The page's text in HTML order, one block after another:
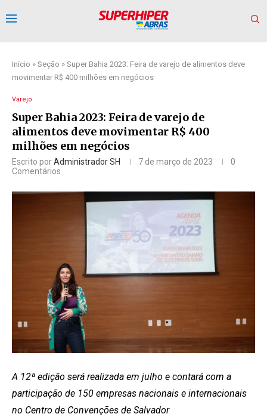
Início » Seção » Super Bahia 2023: Feira de varejo de alimentos deve
movimentar R$ 400 milhões em negócios
Varejo
Super Bahia 2023: Feira de varejo de
alimentos deve movimentar R$ 400
milhões em negócios
Escrito porAdministrador SH 7 de março de 2023
0
Comentários
A 12ª edição será realizada em julho e contará com a
participação de 150 empresas nacionais e internacionais
no Centro de Convenções de Salvador